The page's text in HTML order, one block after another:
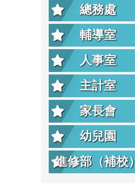
總務處
輔導室
人事室
主計室
家長會
幼兒園
進修部（補校）